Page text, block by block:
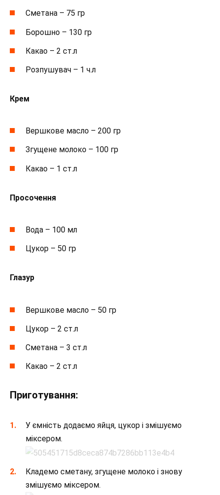
Сметана – 75 гр
Борошно – 130 гр
Какао – 2 ст.л
Розпушувач – 1 ч.л
Крем
Вершкове масло – 200 гр
Згущене молоко – 100 гр
Какао – 1 ст.л
Просочення
Вода – 100 мл
Цукор – 50 гр
Глазур
Вершкове масло – 50 гр
Цукор – 2 ст.л
Сметана – 3 ст.л
Какао – 2 ст.л
Приготування:
У ємність додаємо яйця, цукор і змішуємо
міксером.
Кладемо сметану, згущене молоко і знову
змішуємо міксером.